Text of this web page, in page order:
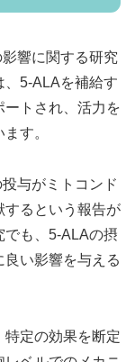
響に関する研究
、5-ALAを補給す
ートされ、活力を
す。
与がミトコンド
するという報告が
でも、5-ALAの摂
い影響を与える
特定の効果を断定